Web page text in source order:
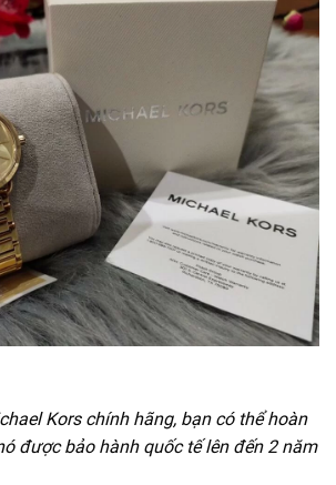
Kors chính hãng, bạn có thể hoàn
được bảo hành quốc tế lên đến 2 năm